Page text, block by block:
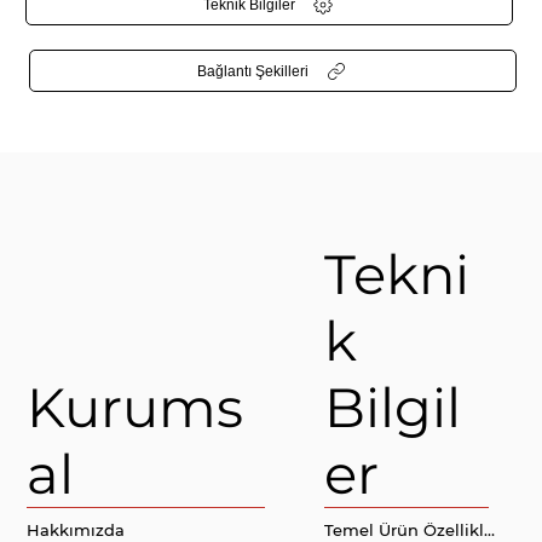
Teknik Bilgiler
Bağlantı Şekilleri
Hakkımızda Temel Ürün Özellikleri
Kurums
al
Tekni
k
Bilgil
er